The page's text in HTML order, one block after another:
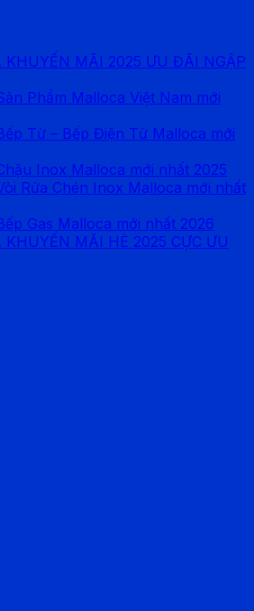
KHUYẾN MÃI 2025 ƯU ĐÃI NGẬP
Phẩm Malloca Việt Nam mới
Từ – Bếp Điện Từ Malloca mới
Inox Malloca mới nhất 2025
Rửa Chén Inox Malloca mới nhất
Gas Malloca mới nhất 2026
KHUYẾN MÃI HÈ 2025 CỰC ƯU